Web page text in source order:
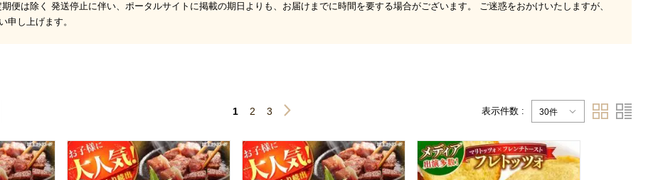
便は除く 発送停止に伴い、ポータルサイトに掲載の期日よりも、お届けまでに時間を要する場合がございます。 ご迷惑をおかけいたしますが、
申し上げます。
表示件数 : 30件
1 2 3